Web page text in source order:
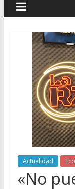
Actualidad
«No